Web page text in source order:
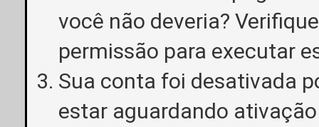
você não deveria?
permissão para executar
Sua conta foi desativada
estar aguardando